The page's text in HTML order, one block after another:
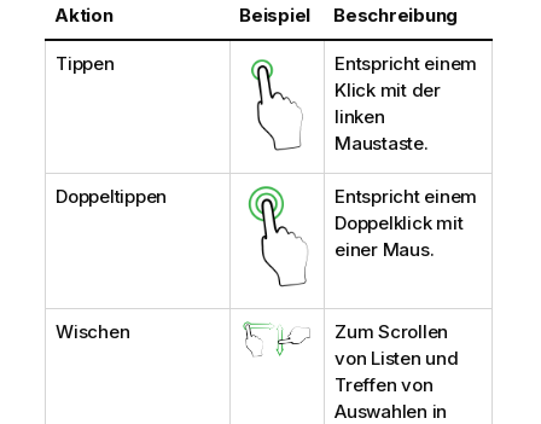
Aktion Beispiel Beschreibung
Tippen
Entspricht einem
Klick mit der
linken
Maustaste.
Doppeltippen
Entspricht einem
Doppelklick mit
einer Maus.
Wischen
Zum Scrollen
von Listen und
Treffen von
Auswahlen in